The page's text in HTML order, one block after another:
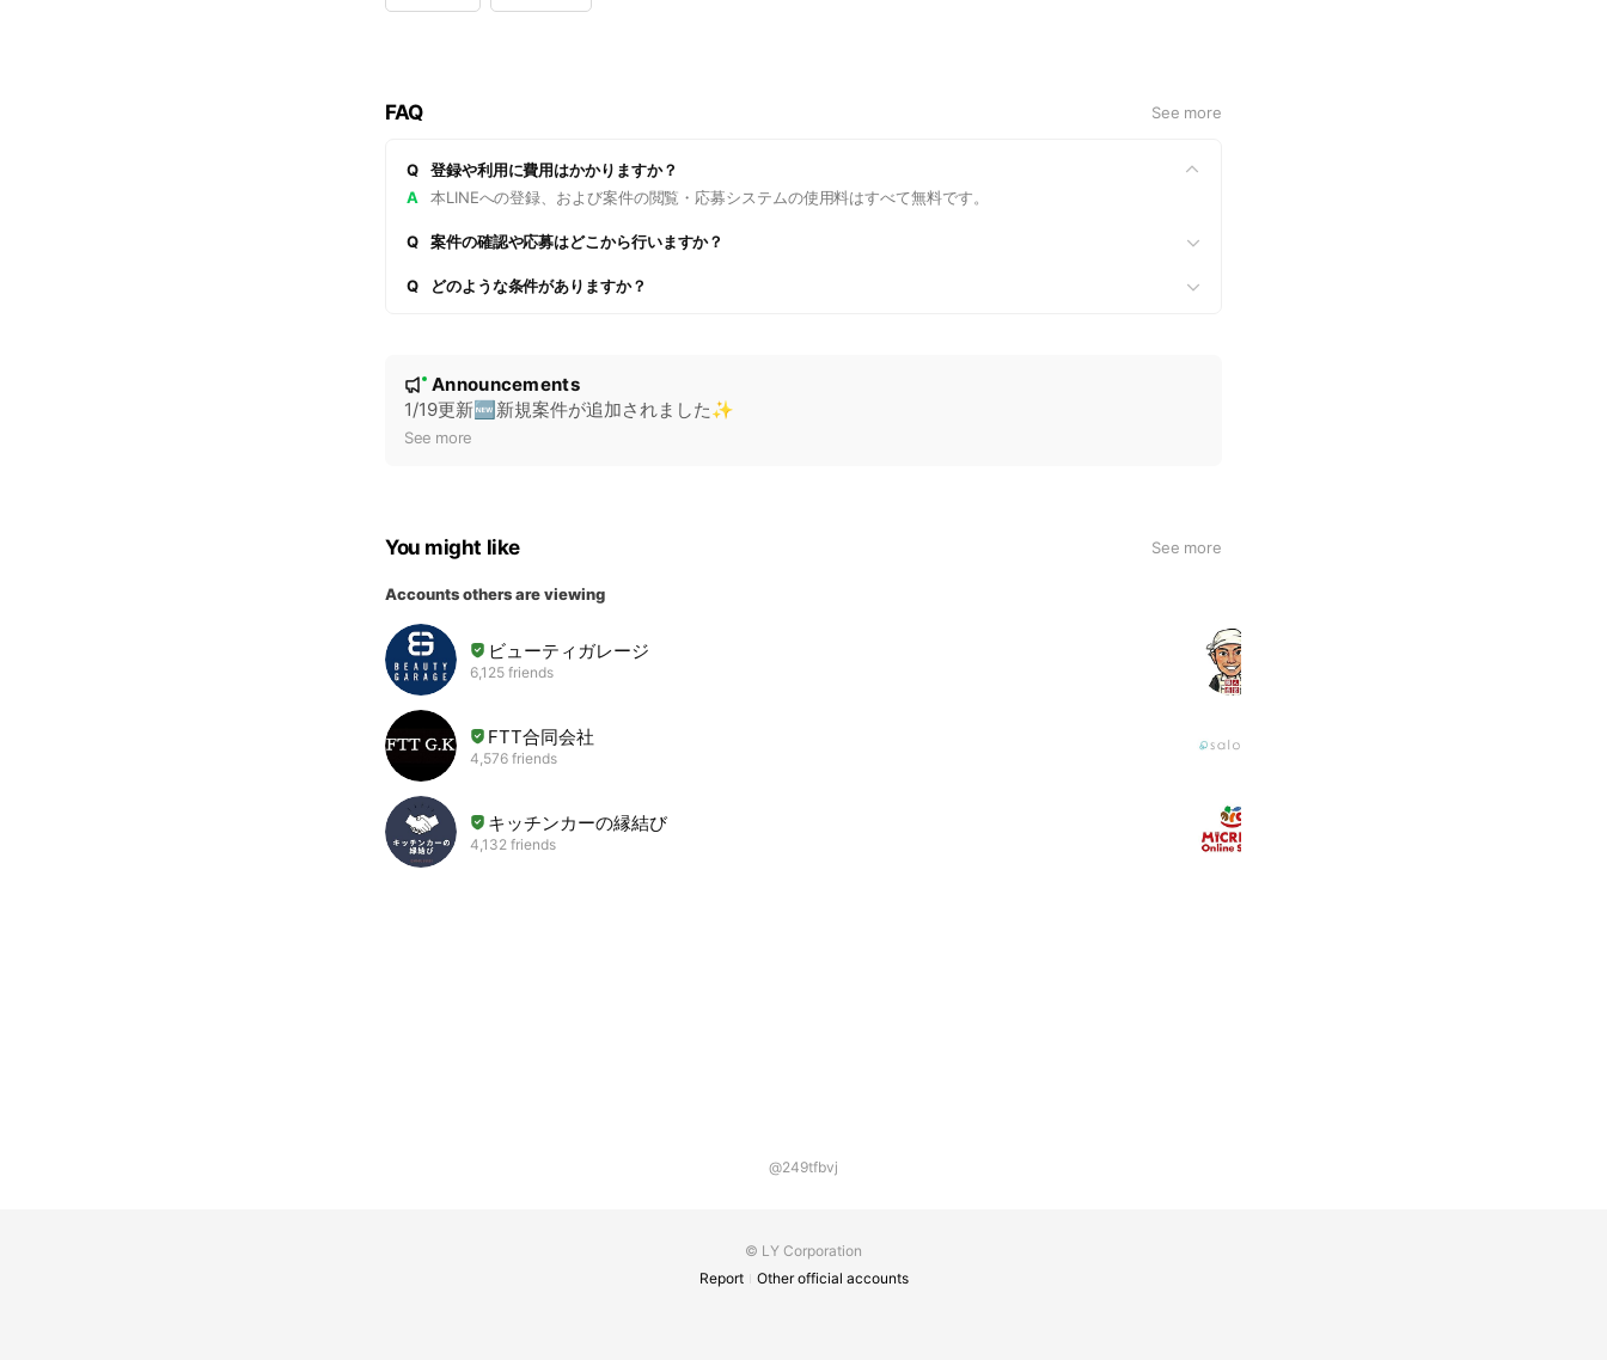
FAQ See more
Q
登録や利用に費用はかかりますか？
A
本LINEへの登録、および案件の閲覧・応募システムの使用料はすべて無料です。
Q 案件の確認や応募はどこから行いますか？
Q どのような条件がありますか？
e
New
Announcements
1/19更新🆕新規案件が追加されました✨
See more
You might like See more
Accounts others are viewing
ビューティガレージ
6,125 friends
FTT合同会社
4,576 friends
キッチンカーの縁結び
4,132 friends
@249tfbvj
© LY Corporation
Report
Other official accounts